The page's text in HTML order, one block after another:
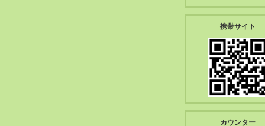
携帯サイト
カウンター